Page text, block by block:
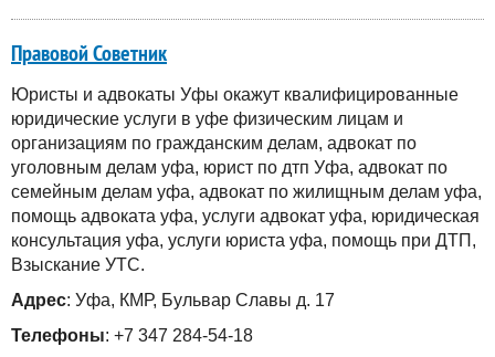
Правовой Советник
Юристы и адвокаты Уфы окажут квалифицированные
юридические услуги в уфе физическим лицам и
организациям по гражданским делам, адвокат по
уголовным делам уфа, юрист по дтп Уфа, адвокат по
семейным делам уфа, адвокат по жилищным делам уфа,
помощь адвоката уфа, услуги адвокат уфа, юридическая
консультация уфа, услуги юриста уфа, помощь при ДТП,
Взыскание УТС.
Адрес: Уфа, КМР, Бульвар Славы д. 17
Телефоны: +7 347 284-54-18